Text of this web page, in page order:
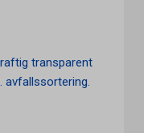
transparent
avfallssortering.